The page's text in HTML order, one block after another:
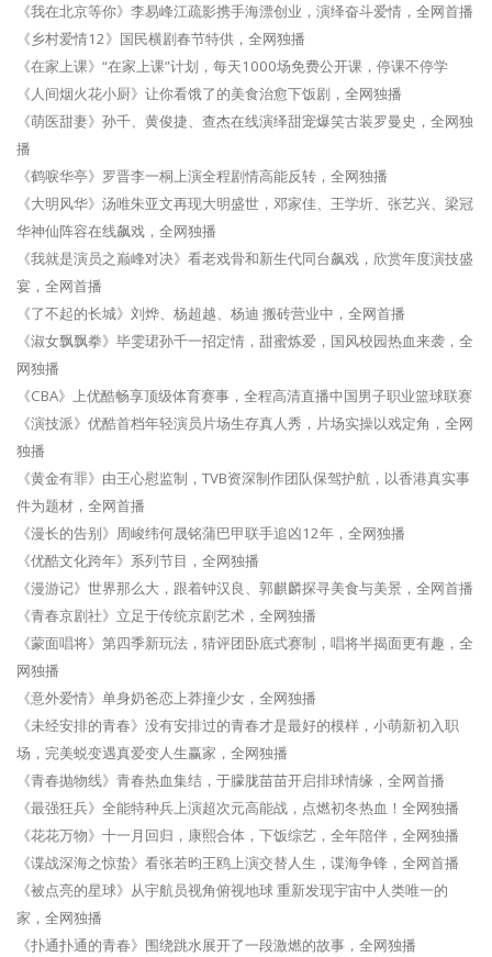
《我在北京等你》李易峰江疏影携手海漂创业，演绎奋斗爱情，全网首播
《乡村爱情12》国民横剧春节特供，全网独播
《在家上课》“在家上课”计划，每天1000场免费公开课，停课不停学
《人间烟火花小厨》让你看饿了的美食治愈下饭剧，全网独播
《萌医甜妻》孙千、黄俊捷、查杰在线演绎甜宠爆笑古装罗曼史，全网独
播
《鹤唳华亭》罗晋李一桐上演全程剧情高能反转，全网独播
《大明风华》汤唯朱亚文再现大明盛世，邓家佳、王学圻、张艺兴、梁冠
华神仙阵容在线飙戏，全网独播
《我就是演员之巅峰对决》看老戏骨和新生代同台飙戏，欣赏年度演技盛
宴，全网首播
《了不起的长城》刘烨、杨超越、杨迪 搬砖营业中，全网首播
《淑女飘飘拳》毕雯珺孙千一招定情，甜蜜炼爱，国风校园热血来袭，全
网独播
《CBA》上优酷畅享顶级体育赛事，全程高清直播中国男子职业篮球联赛
《演技派》优酷首档年轻演员片场生存真人秀，片场实操以戏定角，全网
独播
《黄金有罪》由王心慰监制，TVB资深制作团队保驾护航，以香港真实事
件为题材，全网首播
《漫长的告别》周峻纬何晟铭蒲巴甲联手追凶12年，全网独播
《优酷文化跨年》系列节目，全网独播
《漫游记》世界那么大，跟着钟汉良、郭麒麟探寻美食与美景，全网首播
《青春京剧社》立足于传统京剧艺术，全网独播
《蒙面唱将》第四季新玩法，猜评团卧底式赛制，唱将半揭面更有趣，全
网独播
《意外爱情》单身奶爸恋上莽撞少女，全网独播
《未经安排的青春》没有安排过的青春才是最好的模样，小萌新初入职
场，完美蜕变遇真爱变人生赢家，全网独播
《青春抛物线》青春热血集结，于朦胧苗苗开启排球情缘，全网首播
《最强狂兵》全能特种兵上演超次元高能战，点燃初冬热血！全网独播
《花花万物》十一月回归，康熙合体，下饭综艺，全年陪伴，全网独播
《谍战深海之惊蛰》看张若昀王鸥上演交替人生，谍海争锋，全网首播
《被点亮的星球》从宇航员视角俯视地球 重新发现宇宙中人类唯一的
家，全网独播
《扑通扑通的青春》围绕跳水展开了一段激燃的故事，全网独播